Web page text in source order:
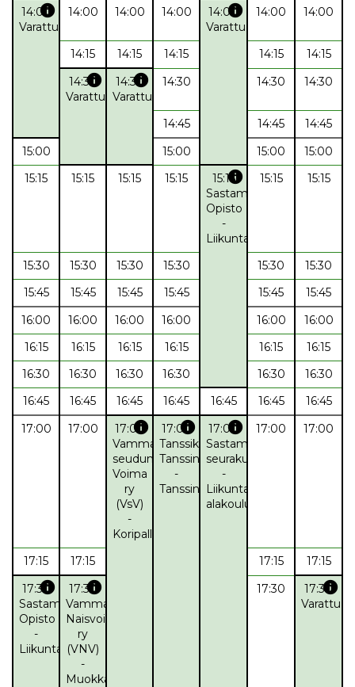
14:00info
Varattu
14:00 14:00 14:00 14:00info
Varattu
14:00 14:00
14:15 14:15 14:15 14:15
14:15
14:30info
Varattu
14:30info
Varattu
14:30 14:30 14:30
14:45 14:45
14:45
15:00
15:00 15:00
15:00
15:15
15:15 15:15 15:15 15:15info
Sastamalan
Opisto
-
Liikuntaryhmä
15:15 15:15
15:30 15:30 15:30 15:30 15:30
15:30
15:45
15:45 15:45 15:45 15:45
15:45
16:00
16:00 16:00 16:00 16:00
16:00
16:15
16:15 16:15 16:15 16:15
16:15
16:30
16:30 16:30 16:30 16:30
16:30
16:45
16:45 16:45 16:45 16:45 16:45
16:45
17:00
17:00 17:00info
Vammalan
seudun
Voima
ry
(VsV)
-
Koripallo
17:00info
Tanssikoulu
TanssinTahti
-
Tanssinopetus
17:00info
Sastamalan
seurakunta
-
Liikuntakerho
alakouluikäisille
17:00 17:00
17:15 17:15 17:15
17:15
17:30info
Sastamalan
Opisto
-
Liikuntaryhmä
17:30info
Vammalan
Naisvoimistelijat
ry
(VNV)
-
Muokkausjumppa
17:30 17:30info
Varattu